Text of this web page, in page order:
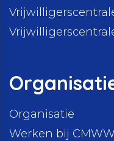
Organisatie
Werken bij CMWW